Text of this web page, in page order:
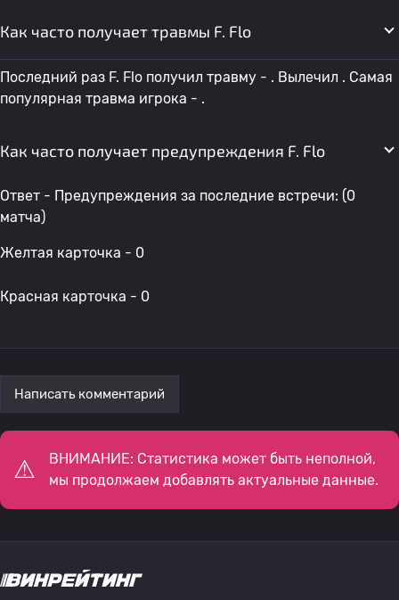
Как часто получает травмы F. Flo
Последний раз F. Flo получил травму - . Вылечил . Самая
популярная травма игрока - .
Как часто получает предупреждения F. Flo
Ответ - Предупреждения за последние встречи: (0
матча)
Желтая карточка - 0
Красная карточка - 0
Написать комментарий
ВНИМАНИЕ: Статистика может быть неполной,
мы продолжаем добавлять актуальные данные.